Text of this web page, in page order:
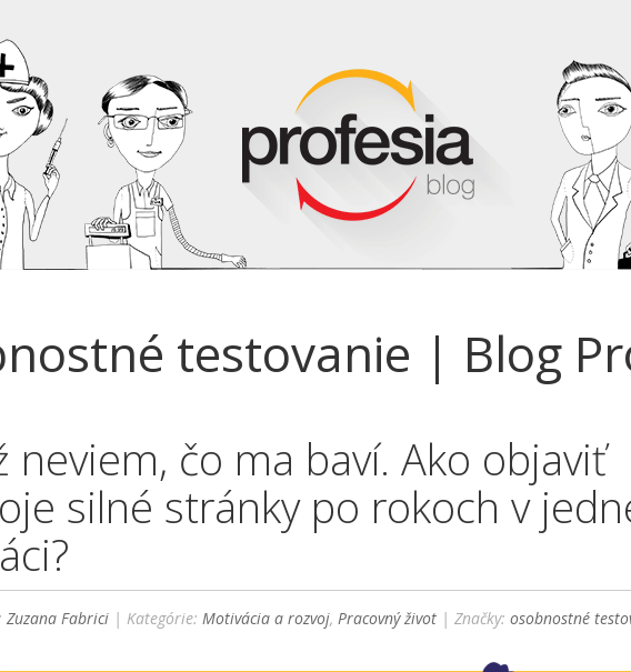
testovanie | Blog
neviem, čo ma baví. Ako objaviť
silné stránky po rokoch v
Zuzana Fabrici | Kategórie:Motivácia a rozvoj,Pracovný život | Značky:osobnostné